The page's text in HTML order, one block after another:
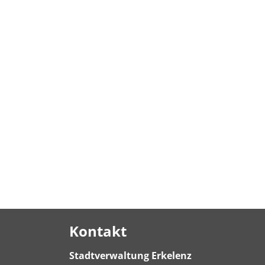
Kontakt
Stadtverwaltung Erkelenz